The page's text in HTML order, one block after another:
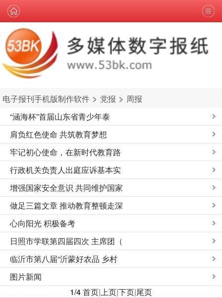
电子报刊手机版制作软件 > 党报 > 周报
“涵海杯”首届山东省青少年泰
肩负红色使命 共筑教育梦想
牢记初心使命，在新时代教育路
行政机关负责人出庭应诉基本实
增强国家安全意识 共同维护国家
做足三篇文章 推动教育整顿走深
心向阳光 积极备考
日照市学联第四届四次 主席团（
临沂市第八届“沂蒙好农品 乡村
图片新闻
1/4首页|上页|下页|尾页